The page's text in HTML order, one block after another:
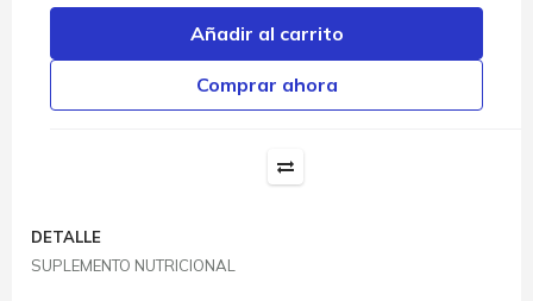
Añadir al carrito
Comprar ahora
DETALLE
SUPLEMENTO NUTRICIONAL